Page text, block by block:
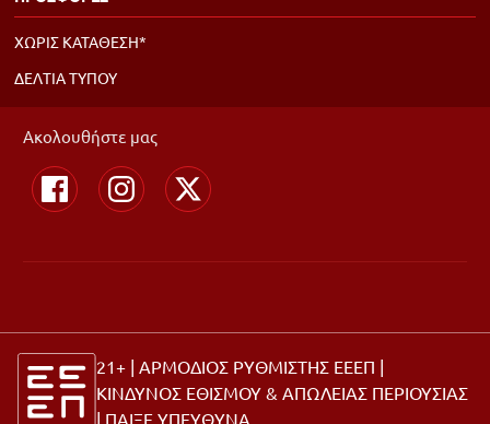
ΧΩΡΙΣ ΚΑΤΑΘΕΣΗ*
ΔΕΛΤΙΑ ΤΥΠΟΥ
Ακολουθήστε μας
21+ | ΑΡΜΟΔΙΟΣ ΡΥΘΜΙΣΤΗΣ ΕΕΕΠ |
ΚΙΝΔΥΝΟΣ ΕΘΙΣΜΟΥ & ΑΠΩΛΕΙΑΣ ΠΕΡΙΟΥΣΙΑΣ
| ΠΑΙΞΕ ΥΠΕΥΘΥΝΑ